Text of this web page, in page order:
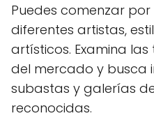
Puedes comenzar
diferentes artistas,
artísticos. Examina
del mercado y busca
subastas y galerías
reconocidas.